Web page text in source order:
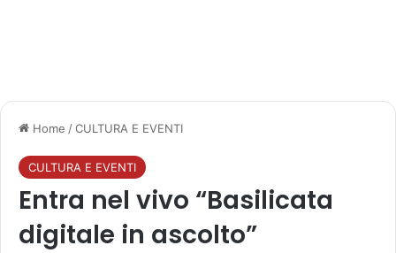
Home /CULTURA E EVENTI
CULTURA E EVENTI
Entra nel vivo “Basilicata
digitale in ascolto”